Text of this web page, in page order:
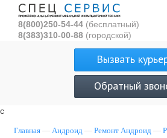
с
8(800)250-54-44 (бесплатный)
8(383)310-00-88 (городской)
Вызвать
Обратный
Главная— Андроид — Ремонт Андроид —